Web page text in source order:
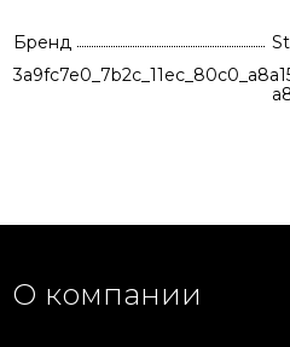
Бренд
О компании